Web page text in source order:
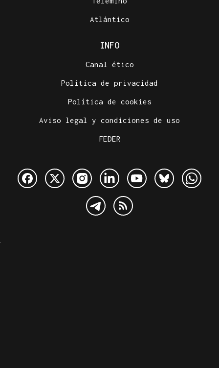
Atlántico
INFO
Canal ético
Política de privacidad
Política de cookies
Aviso legal y condiciones de uso
FEDER